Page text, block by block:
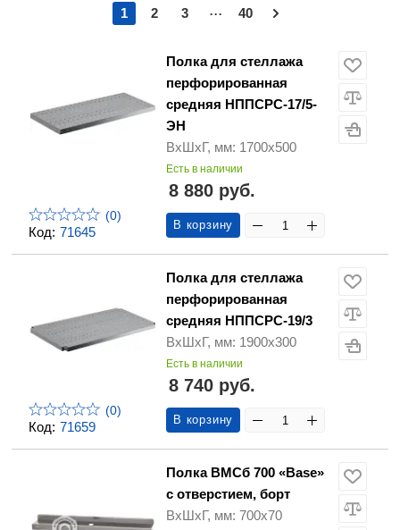
1 2 3 ... 40
Код: 71645
(0)
Полка для стеллажа
перфорированная
средняя НППСРС-17/5-
ЭН
ВхШхГ, мм: 1700х500
Есть в наличии
8 880 руб.
В корзину
Код: 71659
(0)
Полка для стеллажа
перфорированная
средняя НППСРС-19/3
ВхШхГ, мм: 1900х300
Есть в наличии
8 740 руб.
В корзину
Полка ВМСб 700 «Base»
с отверстием, борт
ВхШхГ, мм: 700х70